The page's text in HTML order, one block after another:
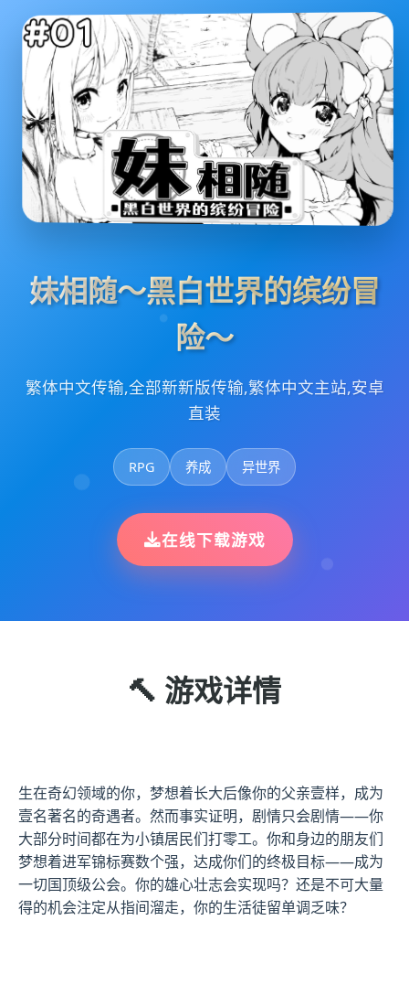
妹相随～黑白世界的缤纷冒
险～
繁体中文传输,全部新新版传输,繁体中文主站,安卓
直装
RPG 养成 异世界
在线下载游戏
🔨 游戏详情
生在奇幻领域的你，梦想着长大后像你的父亲壹样，成为
壹名著名的奇遇者。然而事实证明，剧情只会剧情——你
大部分时间都在为小镇居民们打零工。你和身边的朋友们
梦想着进军锦标赛数个强，达成你们的终极目标——成为
一切国顶级公会。你的雄心壮志会实现吗？还是不可大量
得的机会注定从指间溜走，你的生活徒留单调乏味？